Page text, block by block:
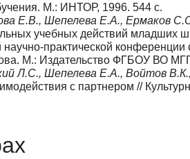
М.: ИНТОР, 1996. 544 с.
Е.В., Шепелева Е.А., Ермаков
учебных действий младших
научно-практической
М.: Издательство ФГБОУ ВО
Л.С., Шепелева Е.А., Войтов
с партнером //